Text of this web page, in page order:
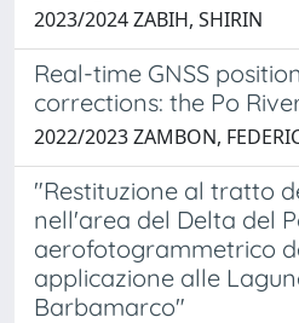
2023/2024 ZABIH, SHIRIN
Real-time GNSS
corrections: the Po
2022/2023 ZAMBON,
"Restituzione al tratto
nell'area del Delta del
aerofotogrammetrico
applicazione alle
Barbamarco"